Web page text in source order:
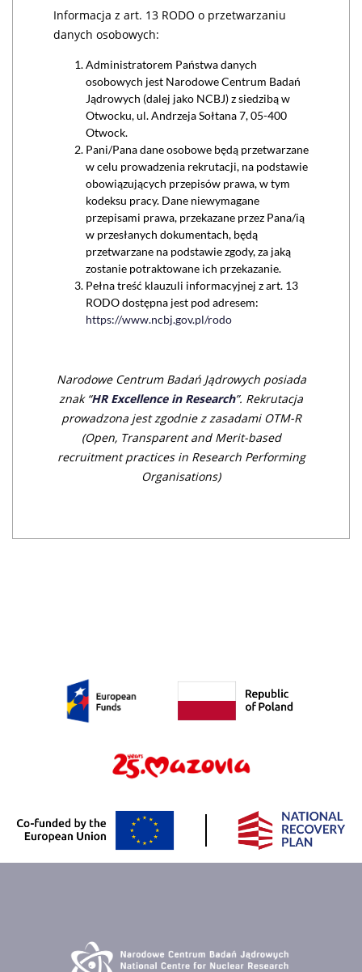
Informacja z art. 13 RODO o przetwarzaniu
danych osobowych:
Administratorem Państwa danych
osobowych jest Narodowe Centrum Badań
Jądrowych (dalej jako NCBJ) z siedzibą w
Otwocku, ul. Andrzeja Sołtana 7, 05-400
Otwock.
Pani/Pana dane osobowe będą przetwarzane
w celu prowadzenia rekrutacji, na podstawie
obowiązujących przepisów prawa, w tym
kodeksu pracy. Dane niewymagane
przepisami prawa, przekazane przez Pana/ią
w przesłanych dokumentach, będą
przetwarzane na podstawie zgody, za jaką
zostanie potraktowane ich przekazanie.
Pełna treść klauzuli informacyjnej z art. 13
RODO dostępna jest pod adresem:
https://www.ncbj.gov.pl/rodo
Narodowe Centrum Badań Jądrowych posiada
znak “HR Excellence in Research”. Rekrutacja
prowadzona jest zgodnie z zasadami OTM-R
(Open, Transparent and Merit-based
recruitment practices in Research Performing
Organisations)